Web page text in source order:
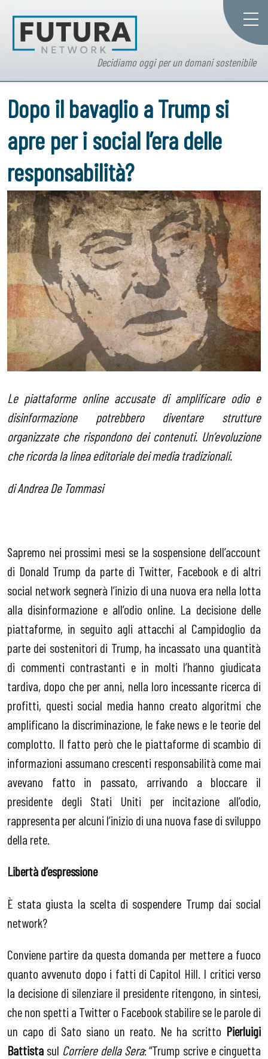
Decidiamo oggi per un domani sostenibile
Dopo il bavaglio a Trump si
apre per i social l’era delle
responsabilità?
Le piattaforme online accusate di amplificare odio e
disinformazione potrebbero diventare strutture
organizzate che rispondono dei contenuti. Un’evoluzione
che ricorda la linea editoriale dei media tradizionali.
di Andrea De Tommasi
Sapremo nei prossimi mesi se la sospensione dell’account
di Donald Trump da parte di Twitter, Facebook e di altri
social network segnerà l’inizio di una nuova era nella lotta
alla disinformazione e all’odio online. La decisione delle
piattaforme, in seguito agli attacchi al Campidoglio da
parte dei sostenitori di Trump, ha incassato una quantità
di commenti contrastanti e in molti l’hanno giudicata
tardiva, dopo che per anni, nella loro incessante ricerca di
profitti, questi social media hanno creato algoritmi che
amplificano la discriminazione, le fake news e le teorie del
complotto. Il fatto però che le piattaforme di scambio di
informazioni assumano crescenti responsabilità come mai
avevano fatto in passato, arrivando a bloccare il
presidente degli Stati Uniti per incitazione all’odio,
rappresenta per alcuni l’inizio di una nuova fase di sviluppo
della rete.
Libertà d’espressione
È stata giusta la scelta di sospendere Trump dai social
network?
Conviene partire da questa domanda per mettere a fuoco
quanto avvenuto dopo i fatti di Capitol Hill. I critici verso
la decisione di silenziare il presidente ritengono, in sintesi,
che non spetti a Twitter o Facebook stabilire se le parole di
un capo di Sato siano un reato. Ne ha scritto Pierluigi
Battista sul Corriere della Sera: “Trump scrive e cinguetta